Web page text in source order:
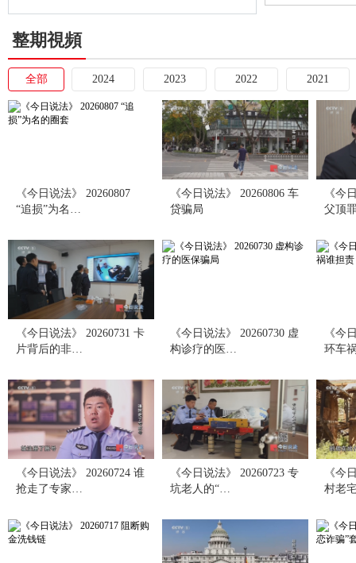
整期視頻
全部 2024 2023 2022 2021
《今日说法》 20260807
“追损”为名…
《今日说法》 20260806 车
贷骗局
《今
父顶
《今日说法》 20260731 卡
片背后的非…
《今日说法》 20260730 虚
构诊疗的医…
《今
环车
《今日说法》 20260724 谁
抢走了专家…
《今日说法》 20260723 专
坑老人的“…
《今
村老